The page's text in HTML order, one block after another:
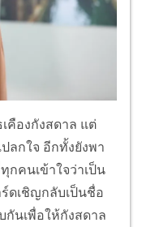
คืองกังสดาล แต่
ลกใจ อีกทั้งยังพา
กคนเข้าใจว่าเป็น
ดเชิญกลับเป็นชื่อ
นเพื่อให้กังสดาล